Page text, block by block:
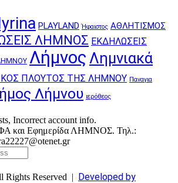
PLAYLAND Ήφαιστος ΑΘΛΗΤΙΣΜΟΣ
ΛΗΜΝΟΣ ΕΚΔΗΛΩΣΕΙΣ
Λήμνος Λημνιακά
ΠΛΟΥΤΟΣ ΤΗΣ ΛΗΜΝΟΥ Παναγια
Λήμνου ιερόθεος
Incorrect account info.
και Εφημερίδα ΛΗΜΝΟΣ. Τηλ.:
Rights Reserved | Developed by